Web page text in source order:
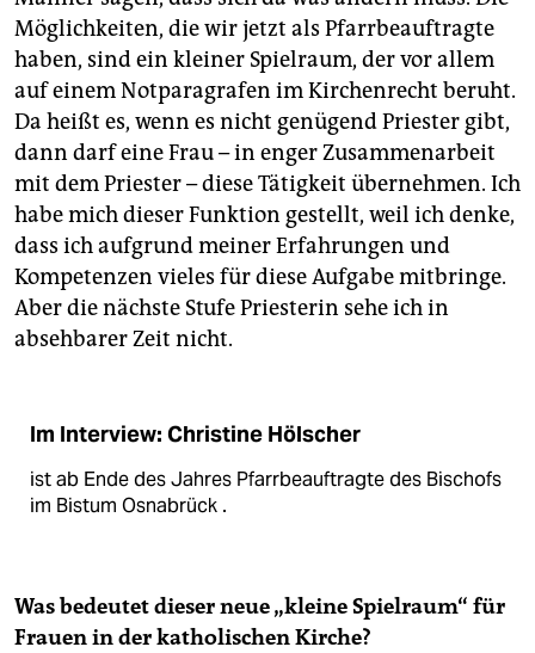
Möglichkeiten, die wir jetzt als Pfarrbeauftragte
haben, sind ein kleiner Spielraum, der vor allem
auf einem Notparagrafen im Kirchenrecht beruht.
Da heißt es, wenn es nicht genügend Priester gibt,
dann darf eine Frau – in enger Zusammenarbeit
mit dem Priester – diese Tätigkeit übernehmen. Ich
habe mich dieser Funktion gestellt, weil ich denke,
dass ich aufgrund meiner Erfahrungen und
Kompetenzen vieles für diese Aufgabe mitbringe.
Aber die nächste Stufe Priesterin sehe ich in
absehbarer Zeit nicht.
Im Interview: Christine Hölscher
ist ab Ende des Jahres Pfarrbeauftragte des Bischofs
im Bistum Osnabrück .
Was bedeutet dieser neue „kleine Spielraum“ für
Frauen in der katholischen Kirche?